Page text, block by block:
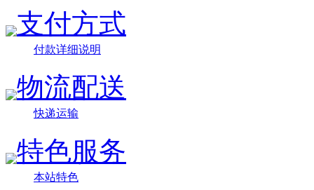
支付方式
付款详细说明
物流配送
快递运输
特色服务
本站特色